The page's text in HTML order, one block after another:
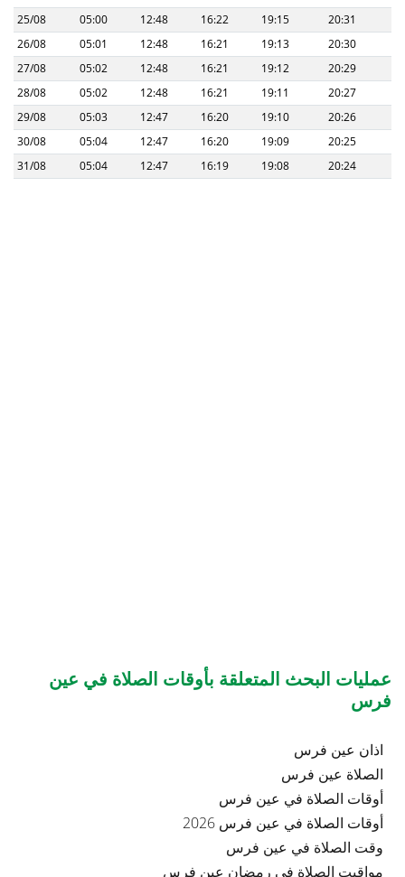
25/08
05:00 12:48 16:22 19:15
20:31
26/08
05:01 12:48 16:21 19:13
20:30
27/08
05:02 12:48 16:21 19:12
20:29
28/08
05:02 12:48 16:21 19:11
20:27
29/08
05:03 12:47 16:20 19:10
20:26
30/08
05:04 12:47 16:20 19:09
20:25
31/08
05:04 12:47 16:19 19:08 20:24
عمليات البحث المتعلقة بأوقات الصلاة في عين
فرس
اذان عين فرس
الصلاة عين فرس
أوقات الصلاة في عين فرس
أوقات الصلاة في عين فرس 2026
وقت الصلاة في عين فرس
مواقيت الصلاة في رمضان عين فرس